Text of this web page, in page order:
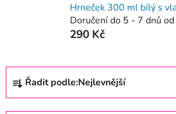
Hrneček 300 ml bílý s
Doručení do 5 - 7 dnů
290 Kč
Ř
z
Řadit podle:Nejlevnější